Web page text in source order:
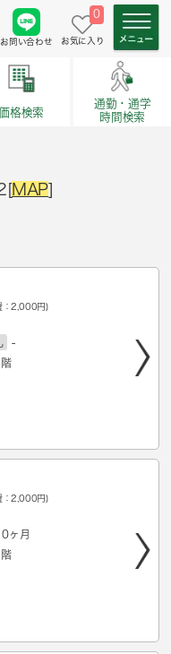
お問い合わせ
0
お気に入り
格検索
通勤・通学
時間検索
MAP]
：2,000円)
-
：2,000円)
0ヶ月